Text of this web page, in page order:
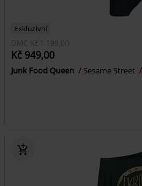
Exkluzivní
DMC
Kč 1.199,00
Kč 949,00
Junk Food Queen Sesame Street